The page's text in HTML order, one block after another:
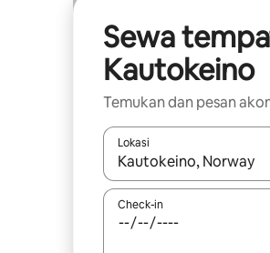
Sewa
Kautokeino
Temukan dan pesan
Lokasi
Jika hasil yang dicari
Check-in